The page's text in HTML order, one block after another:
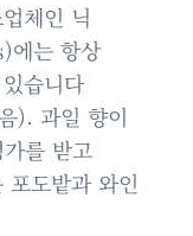
체인 닉
에는 항상
습니다
). 과일 향이
를 받고
도밭과 와인